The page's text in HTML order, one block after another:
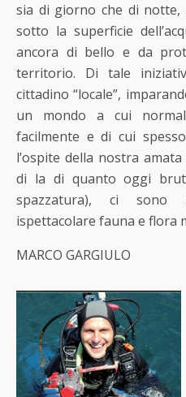
sia di giorno che di notte,
sotto la superficie
ancora di bello e da
territorio. Di tale
cittadino “locale”,
un mondo a cui
facilmente e di cui
l’ospite della nostra
di la di quanto oggi
spazzatura), ci sono
ispettacolare fauna e flora
MARCO GARGIULO